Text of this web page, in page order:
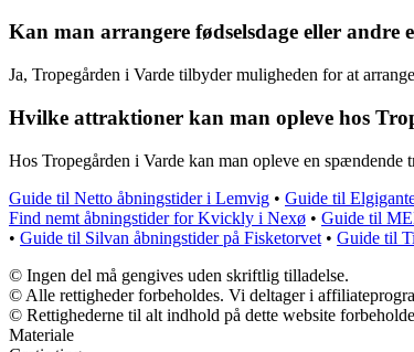
Kan man arrangere fødselsdage eller andre
Ja, Tropegården i Varde tilbyder muligheden for at
Hvilke attraktioner kan man opleve hos
Hos Tropegården i Varde kan man opleve en
Guide til Netto åbningstider i Lemvig • Guide til
Find nemt åbningstider for Kvickly i Nexø • Guide til
• Guide til Silvan åbningstider på Fisketorvet • Guide til
© Ingen del må gengives uden skriftlig tilladelse.
© Alle rettigheder forbeholdes. Vi deltager i
© Rettighederne til alt indhold på dette website
Materiale